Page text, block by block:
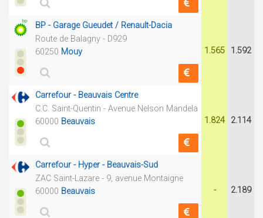
BP - Garage Gueudet / Renault-Dacia
Route de Balagny - D929
60250 Mouy 1.565 1.592
Carrefour - Beauvais Centre
C.C. Saint-Quentin - Avenue Nelson Mandela
60000 Beauvais 1.824 2.114
Carrefour - Hyper - Beauvais-Sud
ZAC Saint-Lazare - 9, avenue Montaigne
60000 Beauvais - 2.189